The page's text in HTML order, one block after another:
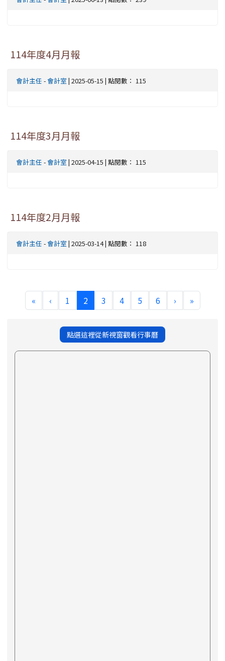
114年度4月月報
會計主任 -會計室 | 2025-05-15 | 點閱數： 115
114年度3月月報
會計主任 -會計室 | 2025-04-15 | 點閱數： 115
114年度2月月報
會計主任 -會計室 | 2025-03-14 | 點閱數： 118
« ‹ 1 2(current)
3 4 5 6 › »
點選這裡從新視窗觀看行事曆